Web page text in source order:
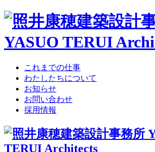
これまでの仕事
わたしたちについて
お知らせ
お問い合わせ
採用情報